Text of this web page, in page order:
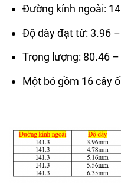
Đường kính ngoài:
Độ dày đạt từ: 3.96
Trọng lượng: 80.46
Một bó gồm 16 cây